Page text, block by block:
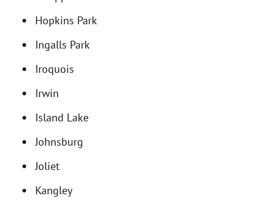
Hopkins Park
Ingalls Park
Iroquois
Irwin
Island Lake
Johnsburg
Joliet
Kangley